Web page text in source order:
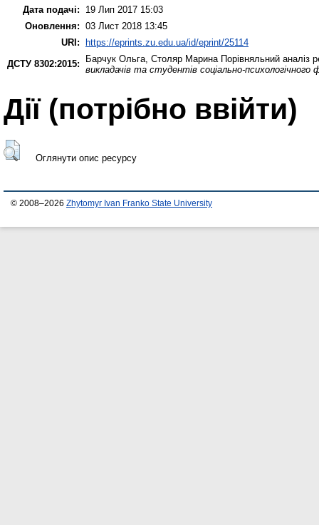
Дата подачі:
19 Лип 2017 15:03
Оновлення: 03 Лист 2018 13:45
URI:
https://eprints.zu.edu.ua/id/eprint/25114
ДСТУ 8302:2015:
Барчук Ольга, Столяр МаринаПорівняльний аналіз
викладачів та студентів соціально-
Дії ​​(потрібно ввійти)
Оглянути опис ресурсу
© 2008–2026 Zhytomyr Ivan Franko State University